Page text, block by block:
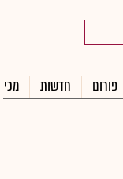
פורום חדשות